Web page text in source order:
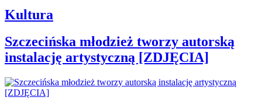
Kultura
Szczecińska młodzież tworzy autorską
instalację artystyczną [ZDJĘCIA]